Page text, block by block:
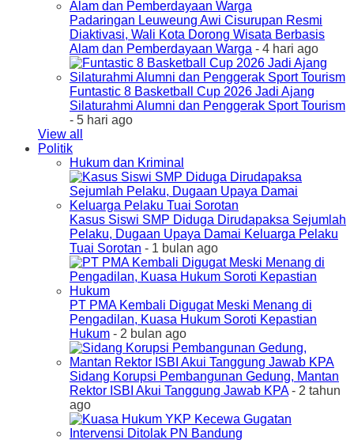
Padaringan Leuweung Awi Cisurupan Resmi
Diaktivasi, Wali Kota Dorong Wisata Berbasis
Alam dan Pemberdayaan Warga - 4 hari ago
Funtastic 8 Basketball Cup 2026 Jadi Ajang
Silaturahmi Alumni dan Penggerak Sport Tourism
- 5 hari ago
View all
Politik
Hukum dan Kriminal
Kasus Siswi SMP Diduga Dirudapaksa Sejumlah
Pelaku, Dugaan Upaya Damai Keluarga Pelaku
Tuai Sorotan - 1 bulan ago
PT PMA Kembali Digugat Meski Menang di
Pengadilan, Kuasa Hukum Soroti Kepastian
Hukum - 2 bulan ago
Sidang Korupsi Pembangunan Gedung, Mantan
Rektor ISBI Akui Tanggung Jawab KPA- 2 tahun
ago